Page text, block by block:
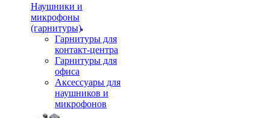
Наушники и
микрофоны
(гарнитуры)
Гарнитуры для
контакт-центра
Гарнитуры для
офиса
Аксессуары для
наушников и
микрофонов